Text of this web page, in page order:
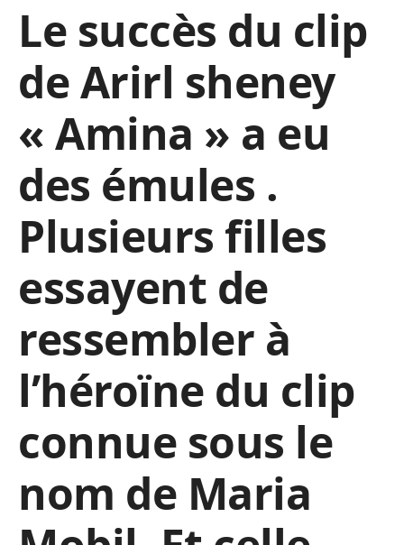
Le succès du clip
de Arirl sheney
« Amina » a eu
des émules .
Plusieurs filles
essayent de
ressembler à
l’héroïne du clip
connue sous le
nom de Maria